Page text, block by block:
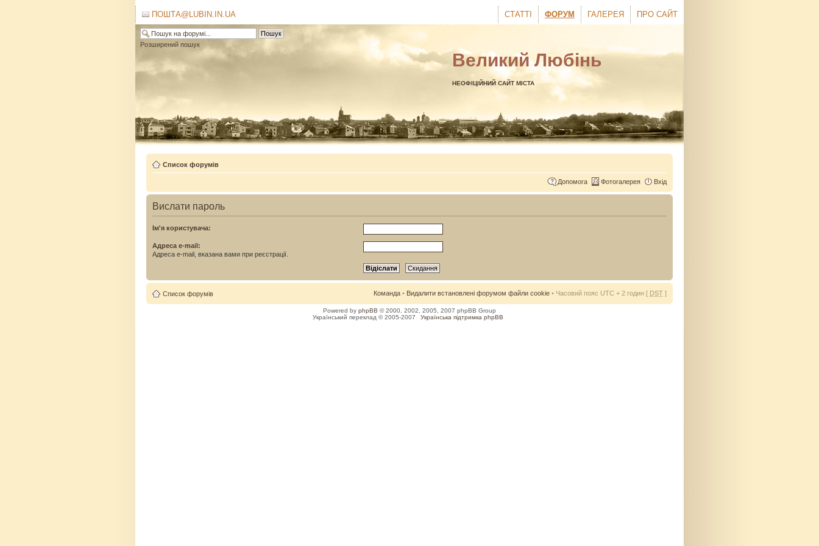
ПРО САЙТ
ГАЛЕРЕЯ
ФОРУМ
СТАТТІ
ПОШТА@LUBIN.IN.UA
Великий Любінь
НЕОФІЦІЙНИЙ САЙТ МІСТА
Розширений пошук
Список форумів
Допомога Фотогалерея Вхід
Вислати пароль
Ім'я користувача:
Адреса e-mail:
Адреса e-mail, вказана вами при реєстрації.
Список форумів Команда • Видалити встановлені форумом файли cookie • Часовий пояс UTC + 2 годин [ DST ]
Powered by phpBB © 2000, 2002, 2005, 2007 phpBB Group
Український переклад © 2005-2007
Українська підтримка phpBB